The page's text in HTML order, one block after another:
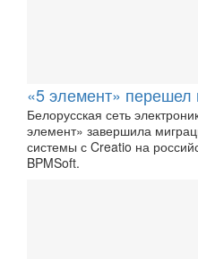
«5 элемент»
Белорусская сеть
элемент» завершила
системы с Creatio на
BPMSoft.